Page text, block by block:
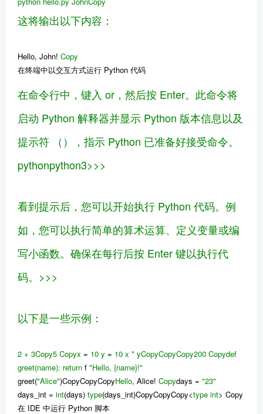
这将输出以下内容：
Hello, John! Copy
在终端中以交互方式运行 Python 代码
在命令行中，键入 or，然后按 Enter。此命令将
启动 Python 解释器并显示 Python 版本信息以及
提示符 （），指示 Python 已准备好接受命令。
pythonpython3>>>
看到提示后，您可以开始执行 Python 代码。例
如，您可以执行简单的算术运算、定义变量或编
写小函数。确保在每行后按 Enter 键以执行代
码。>>>
以下是一些示例：
2 + 3Copy5 Copyx = 10 y = 10 x * yCopyCopyCopy200 Copydef
greet(name): return f "Hello, {name}!"
greet("Alice")CopyCopyCopyHello, Alice! Copydays = "23"
days_int = int(days) type(days_int)CopyCopyCopy<type int> Copy
在 IDE 中运行 Python 脚本